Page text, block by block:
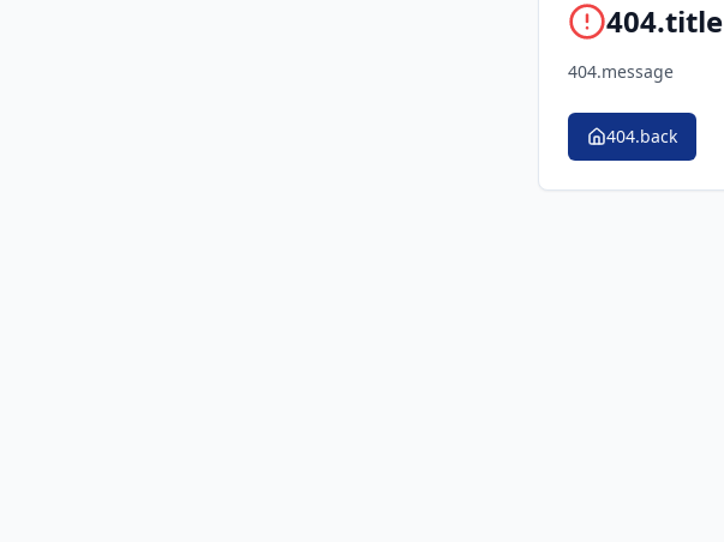
404.title
404.message
404.back